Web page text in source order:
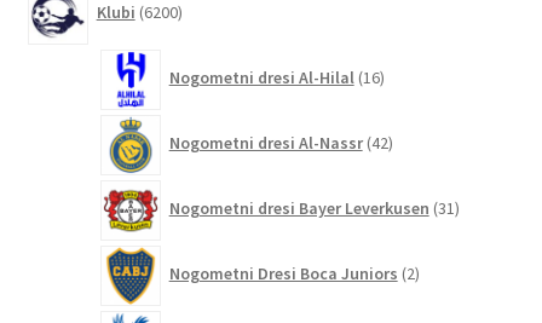
Klubi 6200izdelkov
Nogometni dresi Al-Hilal 16izdelkov
Nogometni dresi Al-Nassr 42izdelkov
Nogometni dresi Bayer Leverkusen 31izdelkov
Nogometni Dresi Boca Juniors 2izdelka